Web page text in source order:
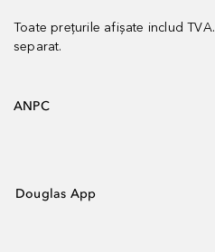
Toate prețurile afișate includ TVA.
separat.
ANPC
Douglas App